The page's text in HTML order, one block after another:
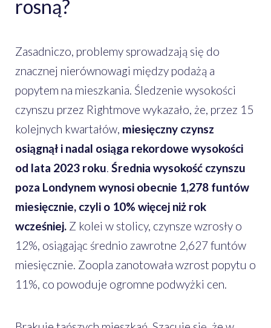
rosną?
Zasadniczo, problemy sprowadzają się do
znacznej nierównowagi między podażą a
popytem na mieszkania. Śledzenie wysokości
czynszu przez Rightmove wykazało, że, przez 15
kolejnych kwartałów, miesięczny czynsz
osiągnął i nadal osiąga rekordowe wysokości
od lata 2023 roku Średnia wysokość czynszu
poza Londynem wynosi obecnie 1,278 funtów
miesięcznie, czyli o 10% więcej niż rok
wcześniej. Z kolei w stolicy, czynsze wzrosły o
12%, osiągając średnio zawrotne 2,627 funtów
miesięcznie. Zoopla zanotowała wzrost popytu o
11%, co powoduje ogromne podwyżki cen.